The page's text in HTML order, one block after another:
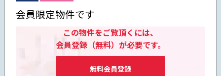
会員限定物件です
この物件をご覧頂くには、
会員登録（無料）が必要です。
無料会員登録